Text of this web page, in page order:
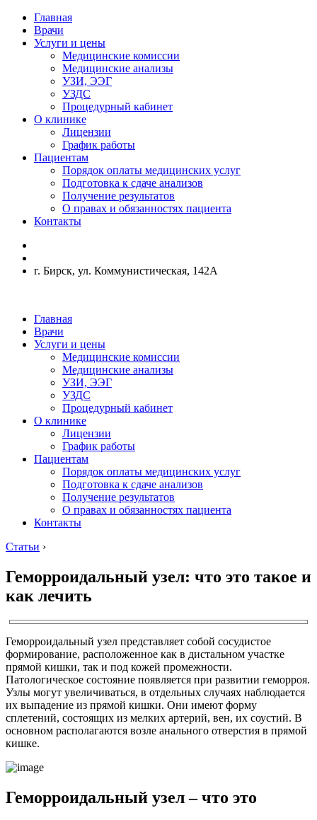
Главная
Врачи
Услуги и цены
Медицинские комиссии
Медицинские анализы
УЗИ, ЭЭГ
УЗДС
Процедурный кабинет
О клинике
Лицензии
График работы
Пациентам
Порядок оплаты медицинских услуг
Подготовка к сдаче анализов
Получение результатов
О правах и обязанностях пациента
Контакты
г. Бирск, ул. Коммунистическая, 142А
Главная
Врачи
Услуги и цены
Медицинские комиссии
Медицинские анализы
УЗИ, ЭЭГ
УЗДС
Процедурный кабинет
О клинике
Лицензии
График работы
Пациентам
Порядок оплаты медицинских услуг
Подготовка к сдаче анализов
Получение результатов
О правах и обязанностях пациента
Контакты
Статьи ›
Геморроидальный узел: что это такое и
как лечить
Геморроидальный узел представляет собой сосудистое
формирование, расположенное как в дистальном участке
прямой кишки, так и под кожей промежности.
Патологическое состояние появляется при развитии геморроя.
Узлы могут увеличиваться, в отдельных случаях наблюдается
их выпадение из прямой кишки. Они имеют форму
сплетений, состоящих из мелких артерий, вен, их соустий. В
основном располагаются возле анального отверстия в прямой
кишке.
Геморроидальный узел – что это